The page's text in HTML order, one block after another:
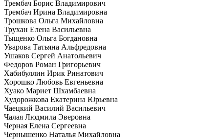
Трембач Борис Владимирович
Трембач Ирина Владимировна
Трошкова Ольга Михайловна
Трухан Елена Васильевна
Тыщенко Ольга Богдановна
Уварова Татьяна Альфредовна
Ушаков Сергей Анатольевич
Федоров Роман Григорьевич
Хабибуллин Ирик Ринатович
Хорошко Любовь Евгеньевна
Хуако Мариет Шхамбаевна
Худорожкова Екатерина Юрьевна
Чаецкий Василий Васильевич
Чалая Людмила Эверовна
Черная Елена Сергеевна
Чернышенко Наталья Михайловна